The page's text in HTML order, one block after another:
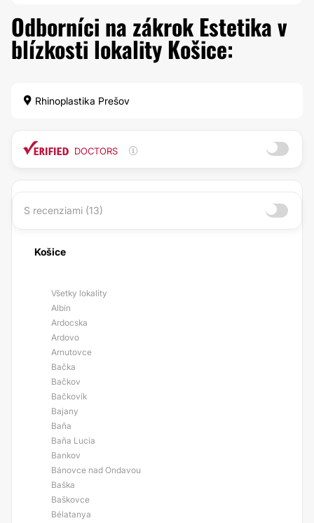
Odborníci na zákrok Estetika v
blízkosti lokality Košice:
Rhinoplastika Prešov
DOCTORS
S recenziami (13)
Košice
Všetky lokality
Albín
Ardocska
Ardovo
Arnutovce
Bačka
Bačkov
Bačkovík
Bajany
Baňa
Baňa Lucia
Bankov
Bánovce nad Ondavou
Baška
Baškovce
Bélatanya